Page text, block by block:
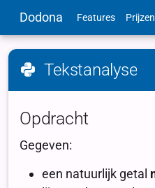
Dodona Features Prijzen
Tekstanalyse